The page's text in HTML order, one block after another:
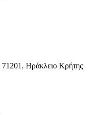
71201 , Ηράκλειο Κρήτης